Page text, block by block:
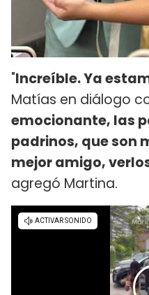
"Increíble. Ya
Matías en diálogo
emocionante, las
padrinos, que son
mejor amigo,
agregó Martina.